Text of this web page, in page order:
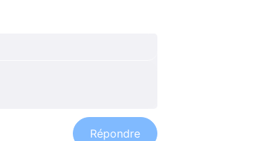
Répondre